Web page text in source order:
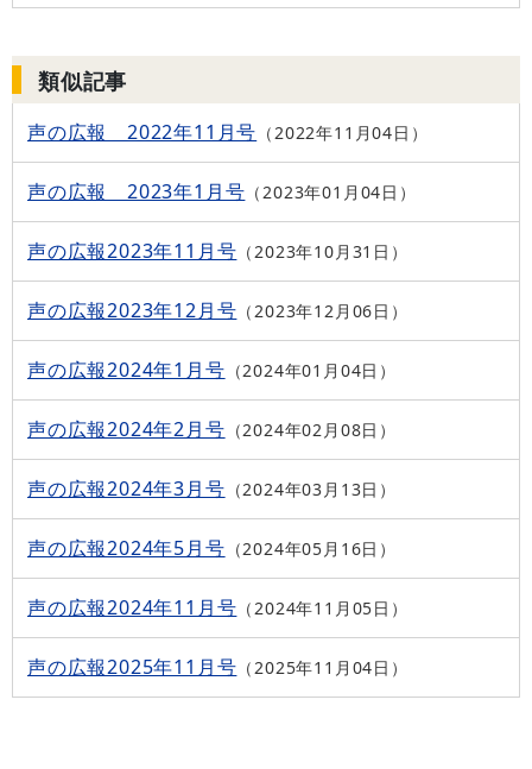
類似記事
声の広報 2022年11月号 2022年11月04日
声の広報 2023年1月号 2023年01月04日
声の広報2023年11月号 2023年10月31日
声の広報2023年12月号 2023年12月06日
声の広報2024年1月号 2024年01月04日
声の広報2024年2月号 2024年02月08日
声の広報2024年3月号 2024年03月13日
声の広報2024年5月号 2024年05月16日
声の広報2024年11月号 2024年11月05日
声の広報2025年11月号 2025年11月04日